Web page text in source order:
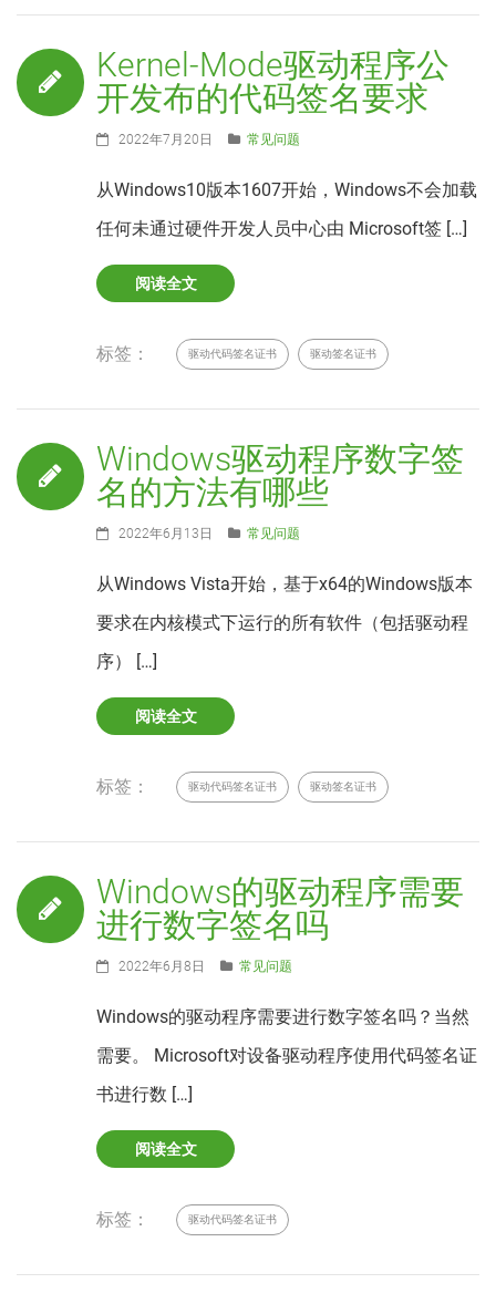
Kernel-Mode驱动程序公
开发布的代码签名要求
2022年7月20日 常见问题
从Windows10版本1607开始，Windows不会加载
任何未通过硬件开发人员中心由 Microsoft签 […]
阅读全文
标签： 驱动代码签名证书 驱动签名证书
Windows驱动程序数字签
名的方法有哪些
2022年6月13日 常见问题
从Windows Vista开始，基于x64的Windows版本
要求在内核模式下运行的所有软件（包括驱动程
序） […]
阅读全文
标签： 驱动代码签名证书 驱动签名证书
Windows的驱动程序需要
进行数字签名吗
2022年6月8日 常见问题
Windows的驱动程序需要进行数字签名吗？当然
需要。 Microsoft对设备驱动程序使用代码签名证
书进行数 […]
阅读全文
标签： 驱动代码签名证书